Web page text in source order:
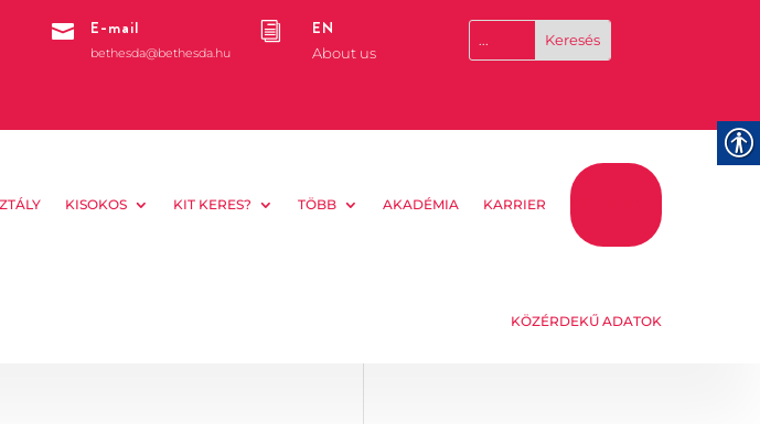
 E-mail
bethesda@bethesda.hu
i EN
About us
KISOKOS KIT KERES? TÖBB AKADÉMIA KARRIER
KÖZÉRDEKŰ ADATOK